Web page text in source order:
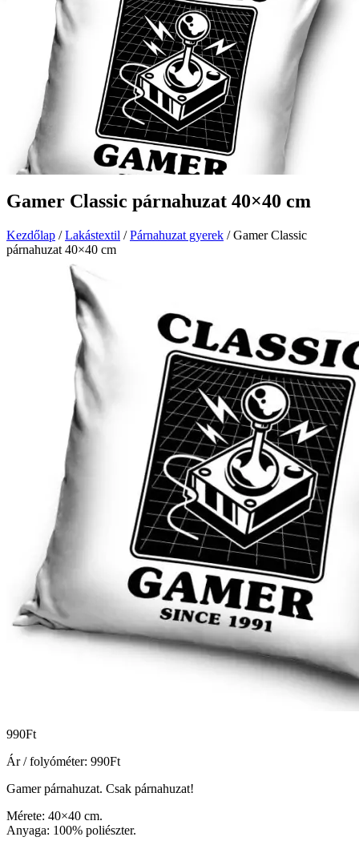
Gamer Classic párnahuzat 40×40 cm
Kezdőlap /Lakástextil /Párnahuzat gyerek / Gamer Classic
párnahuzat 40×40 cm
990Ft
Ár / folyóméter: 990Ft
Gamer párnahuzat. Csak párnahuzat!
Mérete: 40×40 cm.
Anyaga: 100% poliészter.